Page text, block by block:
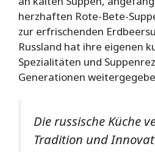
herzhaften Rote-Bete-
zur erfrischenden
Russland hat ihre eigenen
Spezialitäten und
Generationen
Die russische Küche
Tradition und